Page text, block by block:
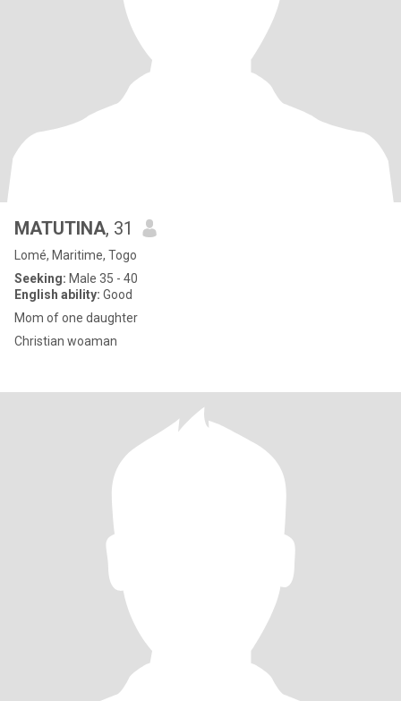
MATUTINA, 31
Lomé, Maritime, Togo
Seeking: Male 35 - 40
English ability: Good
Mom of one daughter
Christian woaman